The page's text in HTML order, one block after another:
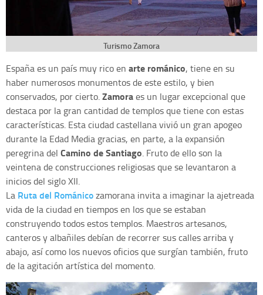
Turismo Zamora
España es un país muy rico en arte románico, tiene en su
haber numerosos monumentos de este estilo, y bien
conservados, por cierto.Zamoraes un lugar excepcional que
destaca por la gran cantidad de templos que tiene con estas
características. Esta ciudad castellana vivió un gran apogeo
durante la Edad Media gracias, en parte, a la expansión
peregrina del Camino de Santiago. Fruto de ello son la
veintena de construcciones religiosas que se levantaron a
inicios del siglo XII.
La Ruta del Románicozamorana invita a imaginar la ajetreada
vida de la ciudad en tiempos en los que se estaban
construyendo todos estos templos. Maestros artesanos,
canteros y albañiles debían de recorrer sus calles arriba y
abajo, así como los nuevos oficios que surgían también, fruto
de la agitación artística del momento.